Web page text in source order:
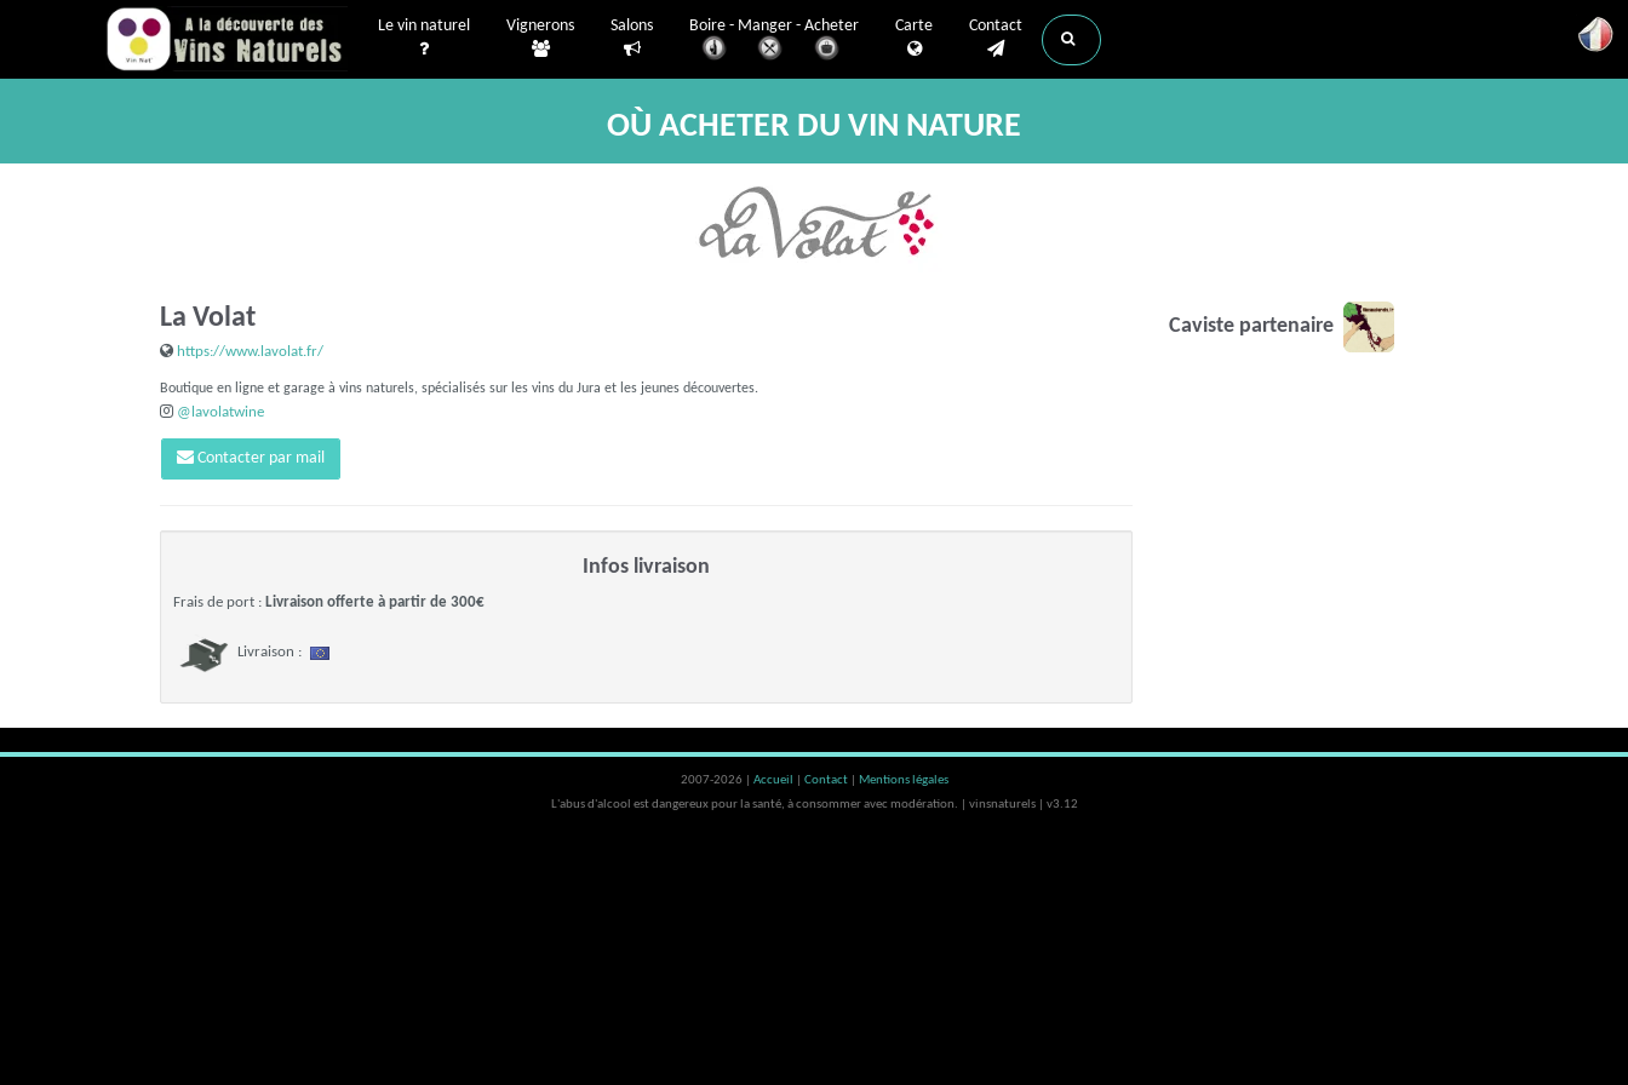
Le vin naturel Vignerons Salons Boire - Manger - Acheter Carte Contact
OÙ ACHETER DU VIN NATURE
La Volat
https://www.lavolat.fr/
Boutique en ligne et garage à vins naturels, spécialisés sur les vins du Jura et les jeunes découvertes.
@lavolatwine
Contacter par mail
Infos livraison
Frais de port : Livraison offerte à partir de 300€
Livraison :
Caviste partenaire
2007-2026 | Accueil Contact
Mentions légales
L'abus d'alcool est dangereux pour la santé, à consommer avec modération. | vinsnaturels | v3.12